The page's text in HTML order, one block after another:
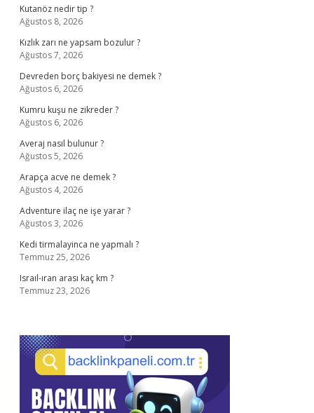
Kutanöz nedir tip ?
Ağustos 8, 2026
Kızlık zarı ne yapsam bozulur ?
Ağustos 7, 2026
Devreden borç bakiyesi ne demek ?
Ağustos 6, 2026
Kumru kuşu ne zikreder ?
Ağustos 6, 2026
Averaj nasıl bulunur ?
Ağustos 5, 2026
Arapça acve ne demek ?
Ağustos 4, 2026
Adventure ilaç ne işe yarar ?
Ağustos 3, 2026
Kedi tirmalayinca ne yapmalı ?
Temmuz 25, 2026
Israıl-ıran arası kaç km ?
Temmuz 23, 2026